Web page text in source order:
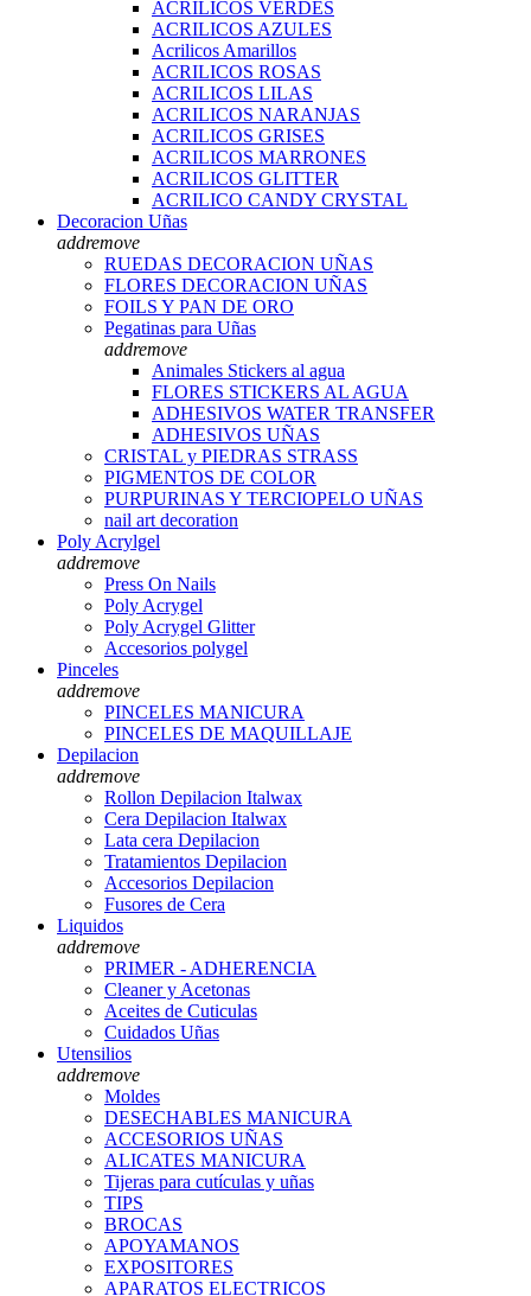
ACRILICOS VERDES
ACRILICOS AZULES
Acrilicos Amarillos
ACRILICOS ROSAS
ACRILICOS LILAS
ACRILICOS NARANJAS
ACRILICOS GRISES
ACRILICOS MARRONES
ACRILICOS GLITTER
ACRILICO CANDY CRYSTAL
Decoracion Uñas
addremove
RUEDAS DECORACION UÑAS
FLORES DECORACION UÑAS
FOILS Y PAN DE ORO
Pegatinas para Uñas
addremove
Animales Stickers al agua
FLORES STICKERS AL AGUA
ADHESIVOS WATER TRANSFER
ADHESIVOS UÑAS
CRISTAL y PIEDRAS STRASS
PIGMENTOS DE COLOR
PURPURINAS Y TERCIOPELO UÑAS
nail art decoration
Poly Acrylgel
addremove
Press On Nails
Poly Acrygel
Poly Acrygel Glitter
Accesorios polygel
Pinceles
addremove
PINCELES MANICURA
PINCELES DE MAQUILLAJE
Depilacion
addremove
Rollon Depilacion Italwax
Cera Depilacion Italwax
Lata cera Depilacion
Tratamientos Depilacion
Accesorios Depilacion
Fusores de Cera
Liquidos
addremove
PRIMER - ADHERENCIA
Cleaner y Acetonas
Aceites de Cuticulas
Cuidados Uñas
Utensilios
addremove
Moldes
DESECHABLES MANICURA
ACCESORIOS UÑAS
ALICATES MANICURA
Tijeras para cutículas y uñas
TIPS
BROCAS
APOYAMANOS
EXPOSITORES
APARATOS ELECTRICOS